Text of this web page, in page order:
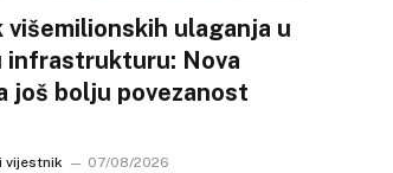
višemilionskih ulaganja u
infrastrukturu: Nova
još bolju povezanost
vijestnik 07/08/2026